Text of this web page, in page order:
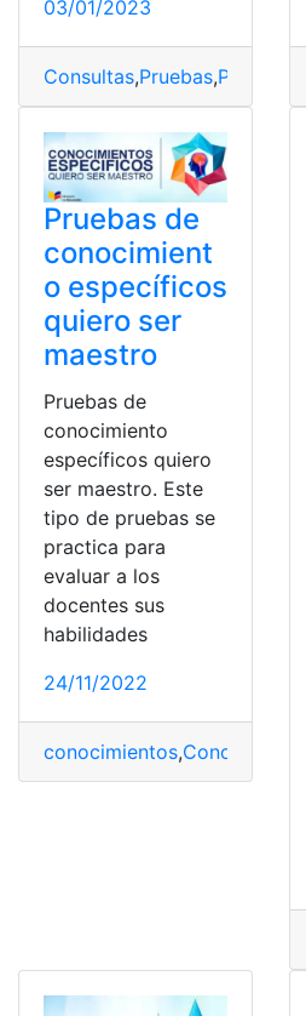
03/01/2023
Consultas,Pruebas,Pruebas
Pruebas de
conocimient
o específicos
quiero ser
maestro
Pruebas de
conocimiento
específicos quiero
ser maestro. Este
tipo de pruebas se
practica para
evaluar a los
docentes sus
habilidades
24/11/2022
conocimientos,